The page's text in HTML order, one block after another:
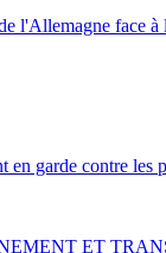
l'Allemagne face
en garde contre
ET